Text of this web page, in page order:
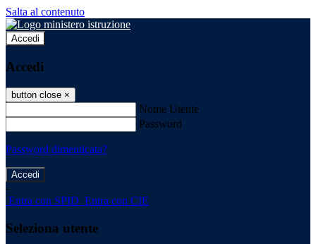
Salta al contenuto
Accedi
Accedi
button close ×
Nome Utente
Password
Password dimenticata?
-
Entra con SPID Entra con CIE
Seleziona utente